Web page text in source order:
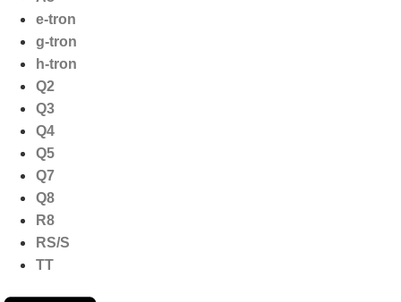
e-tron
g-tron
h-tron
Q2
Q3
Q4
Q5
Q7
Q8
R8
RS/S
TT